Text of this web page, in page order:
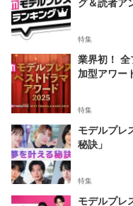
特集
業界初！
加型アワー
特集
モデルプレ
秘訣」
特集
モデルプレ